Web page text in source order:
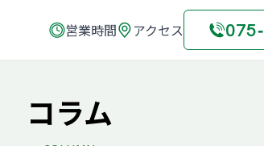
営業時間 アクセス
コラム